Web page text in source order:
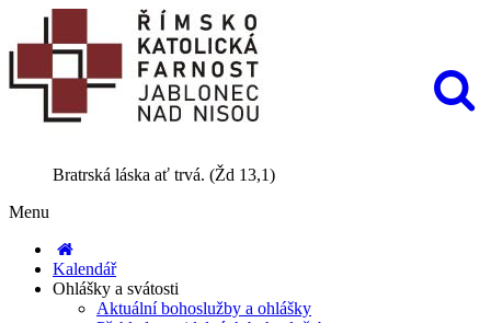
Bratrská láska ať trvá. (Žd 13,1)
Menu
Kalendář
Ohlášky a svátosti
Aktuální bohoslužby a ohlášky